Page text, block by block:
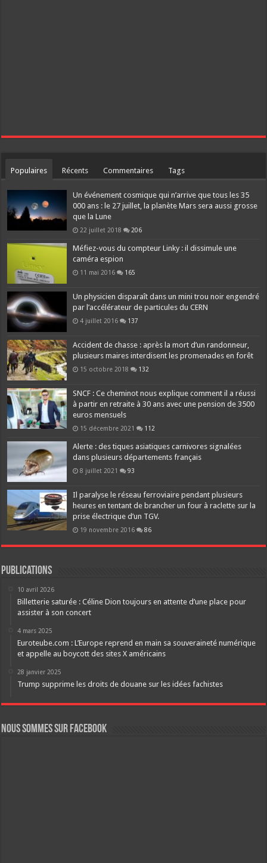
Populaires Récents Commentaires Tags
Un événement cosmique qui n’arrive que tous les 35
000 ans : le 27 juillet, la planète Mars sera aussi grosse
que la Lune
22 juillet 2018 206
Méfiez-vous du compteur Linky : il dissimule une
caméra espion
11 mai 2016 165
Un physicien disparaît dans un mini trou noir engendré
par l’accélérateur de particules du CERN
4 juillet 2016 137
Accident de chasse : après la mort d’un randonneur,
plusieurs maires interdisent les promenades en forêt
15 octobre 2018 132
SNCF : Ce cheminot nous explique comment il a réussi
à partir en retraite à 30 ans avec une pension de 3500
euros mensuels
15 décembre 2021 112
Alerte : des tiques asiatiques carnivores signalées
dans plusieurs départements français
8 juillet 2021 93
Il paralyse le réseau ferroviaire pendant plusieurs
heures en tentant de brancher un four à raclette sur la
prise électrique d’un TGV.
19 novembre 2016 86
Publications
10 avril 2026
Billetterie saturée : Céline Dion toujours en attente d’une place pour
assister à son concert
4 mars 2025
Euroteube.com : L’Europe reprend en main sa souveraineté numérique
et appelle au boycott des sites X américains
28 janvier 2025
Trump supprime les droits de douane sur les idées fachistes
Nous sommes sur FaceBook